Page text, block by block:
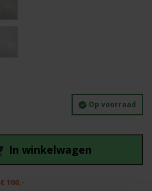
Op voorraad
In winkelwagen
€ 100,-